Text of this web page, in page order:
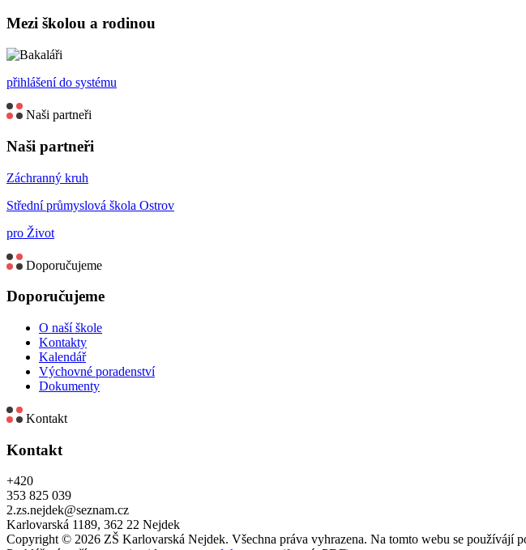
Mezi školou a rodinou
přihlášení do systému
Naši partneři
Naši partneři
Záchranný kruh
Střední průmyslová škola Ostrov
pro Život
Doporučujeme
Doporučujeme
O naší škole
Kontakty
Kalendář
Výchovné poradenství
Dokumenty
Kontakt
Kontakt
+420
353 825 039
2.zs.nejdek@seznam.cz
Karlovarská 1189, 362 22 Nejdek
Copyright © 2026 ZŠ Karlovarská Nejdek. Všechna práva vyhrazena. Na tomto webu se používájí